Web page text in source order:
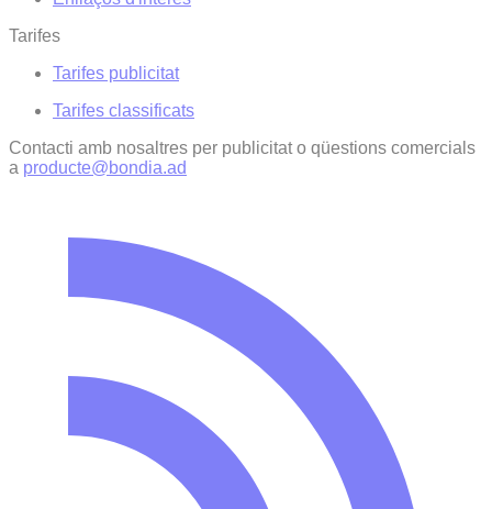
Tarifes
Tarifes publicitat
Tarifes classificats
Contacti amb nosaltres per publicitat o qüestions comercials
a producte@bondia.ad